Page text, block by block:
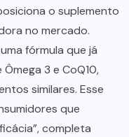
o suplemento
no mercado.
fórmula que já
3 e CoQ10,
similares. Esse
que
completa